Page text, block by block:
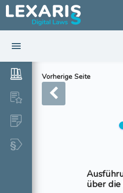
Vorherige Seite
über die